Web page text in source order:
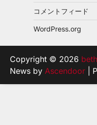
コメントフィード
WordPress.org
Copyright © 2026
News by Ascendoor |